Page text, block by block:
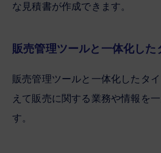
な見積書が作成できます。
販売管理ツールと一体化した
販売管理ツールと一体化したタ
えて販売に関する業務や情報を
す。